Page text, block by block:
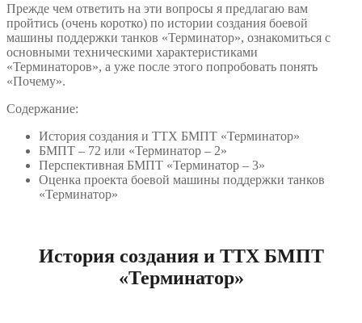
Прежде чем ответить на эти вопросы я предлагаю вам
пройтись (очень коротко) по истории создания боевой
машины поддержки танков «Терминатор», ознакомиться с
основными техническими характеристиками
«Терминаторов», а уже после этого попробовать понять
«Почему».
Содержание:
История создания и ТТХ БМПТ «Терминатор»
БМПТ – 72 или «Терминатор – 2»
Перспективная БМПТ «Терминатор – 3»
Оценка проекта боевой машины поддержки танков
«Терминатор»
История создания и ТТХ БМПТ
«Терминатор»